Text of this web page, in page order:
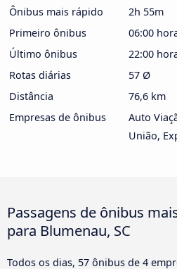
Ônibus mais rápido
2h 55m
Primeiro ônibus
06:00
Último ônibus
22:00
Rotas diárias
57 Ø
Distância
76,6 km
Empresas de ônibus
Auto
União,
Passagens de ônibus
para Blumenau, SC
Todos os dias, 57 ônibus de 4